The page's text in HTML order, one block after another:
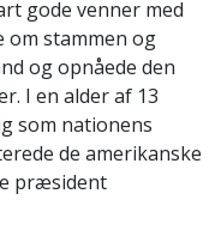
gode venner med
stammen og
og opnåede den
I en alder af 13
som nationens
de amerikanske
præsident